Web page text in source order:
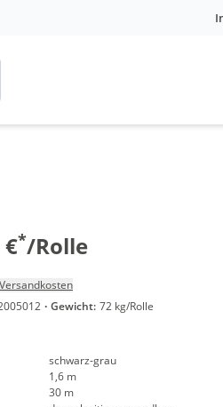
€*/Rolle
Versandkosten
· Gewicht: 72 kg/Rolle
schwarz-grau
1,6 m
30 m